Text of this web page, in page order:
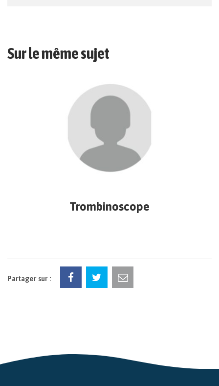
Sur le même sujet
Trombinoscope
Partager sur :